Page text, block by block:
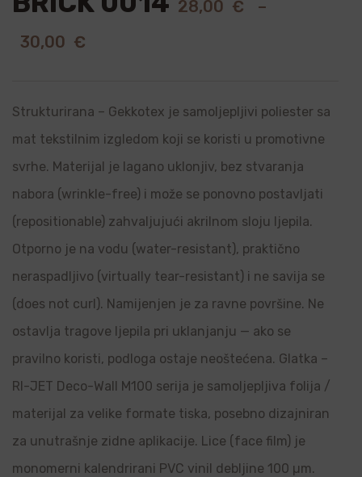
28,00 €
–
30,00 €
Strukturirana – Gekkotex je samoljepljivi poliester sa
mat tekstilnim izgledom koji se koristi u promotivne
svrhe. Materijal je lagano uklonjiv, bez stvaranja
nabora (wrinkle-free) i može se ponovno postavljati
(repositionable) zahvaljujući akrilnom sloju ljepila.
Otporno je na vodu (water-resistant), praktično
neraspadljivo (virtually tear-resistant) i ne savija se
(does not curl). Namijenjen je za ravne površine. Ne
ostavlja tragove ljepila pri uklanjanju — ako se
pravilno koristi, podloga ostaje neoštećena. Glatka –
RI-JET Deco-Wall M100 serija je samoljepljiva folija /
materijal za velike formate tiska, posebno dizajniran
za unutrašnje zidne aplikacije. Lice (face film) je
monomerni kalendrirani PVC vinil debljine 100 µm.